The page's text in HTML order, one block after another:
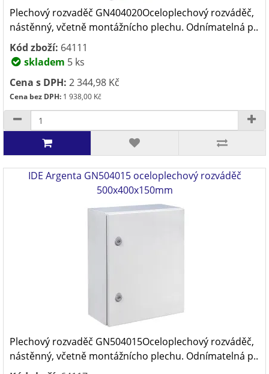
Plechový rozvaděč GN404020Oceloplechový rozváděč,
nástěnný, včetně montážnícho plechu. Odnímatelná p..
Kód zboží: 64111
skladem 5 ks
Cena s DPH: 2 344,98 Kč
Cena bez DPH: 1 938,00 Kč
IDE Argenta GN504015 oceloplechový rozváděč
500x400x150mm
Plechový rozvaděč GN504015Oceloplechový rozváděč,
nástěnný, včetně montážnícho plechu. Odnímatelná p..